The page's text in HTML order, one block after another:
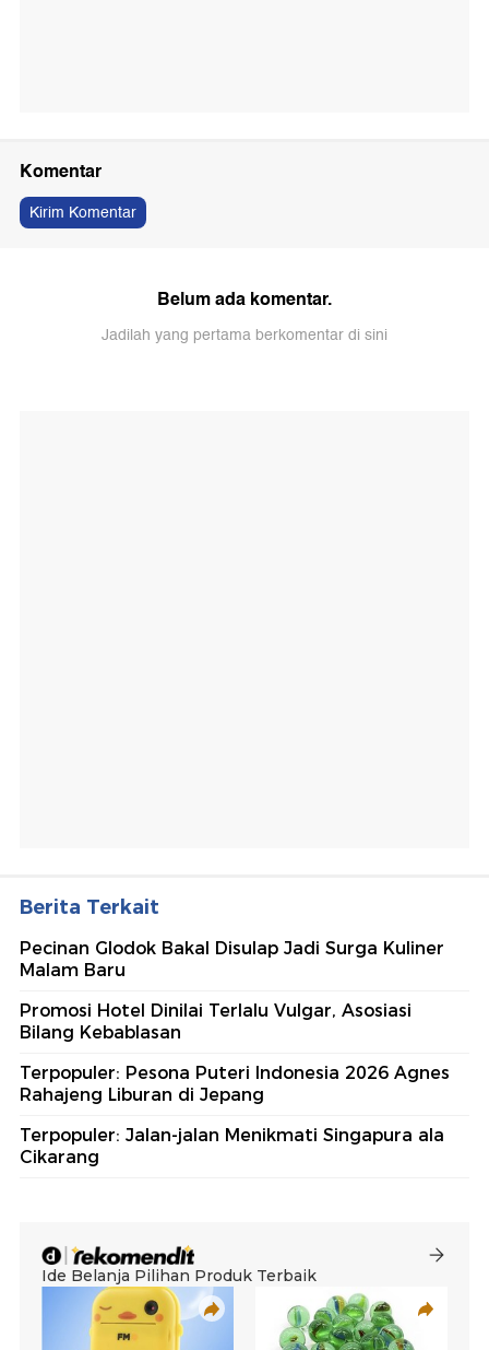
Komentar
Kirim Komentar
Belum ada komentar.
Jadilah yang pertama berkomentar di sini
Berita Terkait
Pecinan Glodok Bakal Disulap Jadi Surga Kuliner
Malam Baru
Promosi Hotel Dinilai Terlalu Vulgar, Asosiasi
Bilang Kebablasan
Terpopuler: Pesona Puteri Indonesia 2026 Agnes
Rahajeng Liburan di Jepang
Terpopuler: Jalan-jalan Menikmati Singapura ala
Cikarang